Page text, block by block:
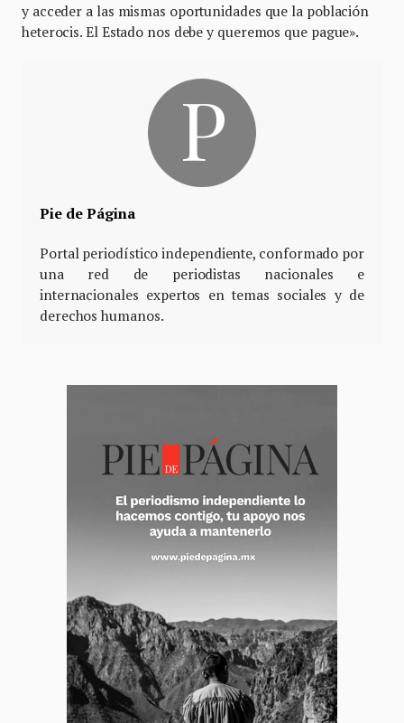
y acceder a las mismas oportunidades que la población
heterocis. El Estado nos debe y queremos que pague».
Pie de Página
Portal periodístico independiente, conformado por
una red de periodistas nacionales e
internacionales expertos en temas sociales y de
derechos humanos.